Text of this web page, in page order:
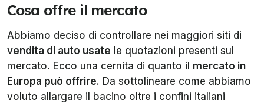
Cosa offre il mercato
Abbiamo deciso di controllare nei maggiori siti di
vendita di auto usate le quotazioni presenti sul
mercato. Ecco una cernita di quanto il mercato in
Europa può offrire. Da sottolineare come abbiamo
voluto allargare il bacino oltre i confini italiani